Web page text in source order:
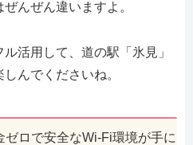
んぜん違いますよ。
活用して、道の駅「氷見」
んでくださいね。
ロで安全なWi-Fi環境が手に